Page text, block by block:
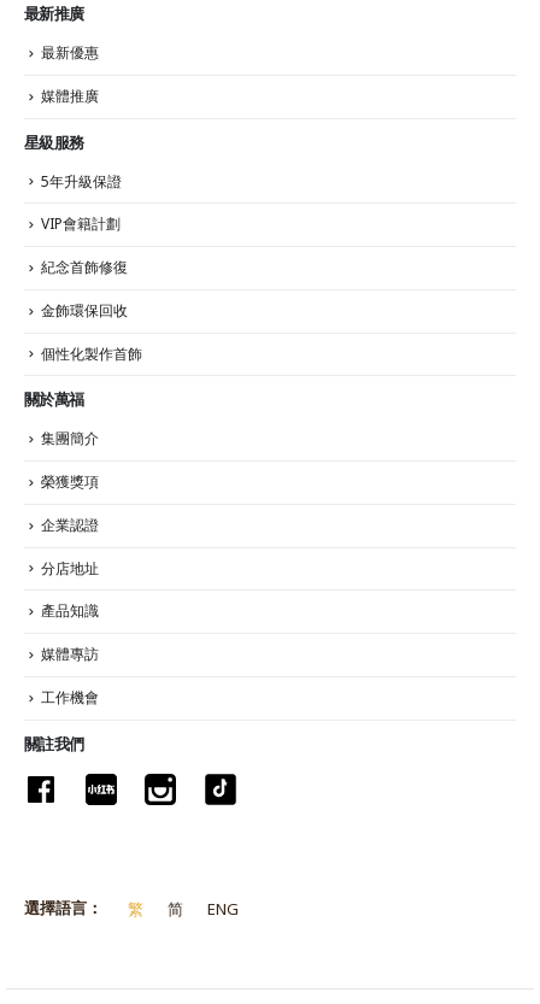
最新推廣
最新優惠
媒體推廣
星級服務
5年升級保證
VIP會籍計劃
紀念首飾修復
金飾環保回收
個性化製作首飾
關於萬福
集團簡介
榮獲獎項
企業認證
分店地址
產品知識
媒體專訪
工作機會
關註我們
選擇語言： 繁 简 ENG